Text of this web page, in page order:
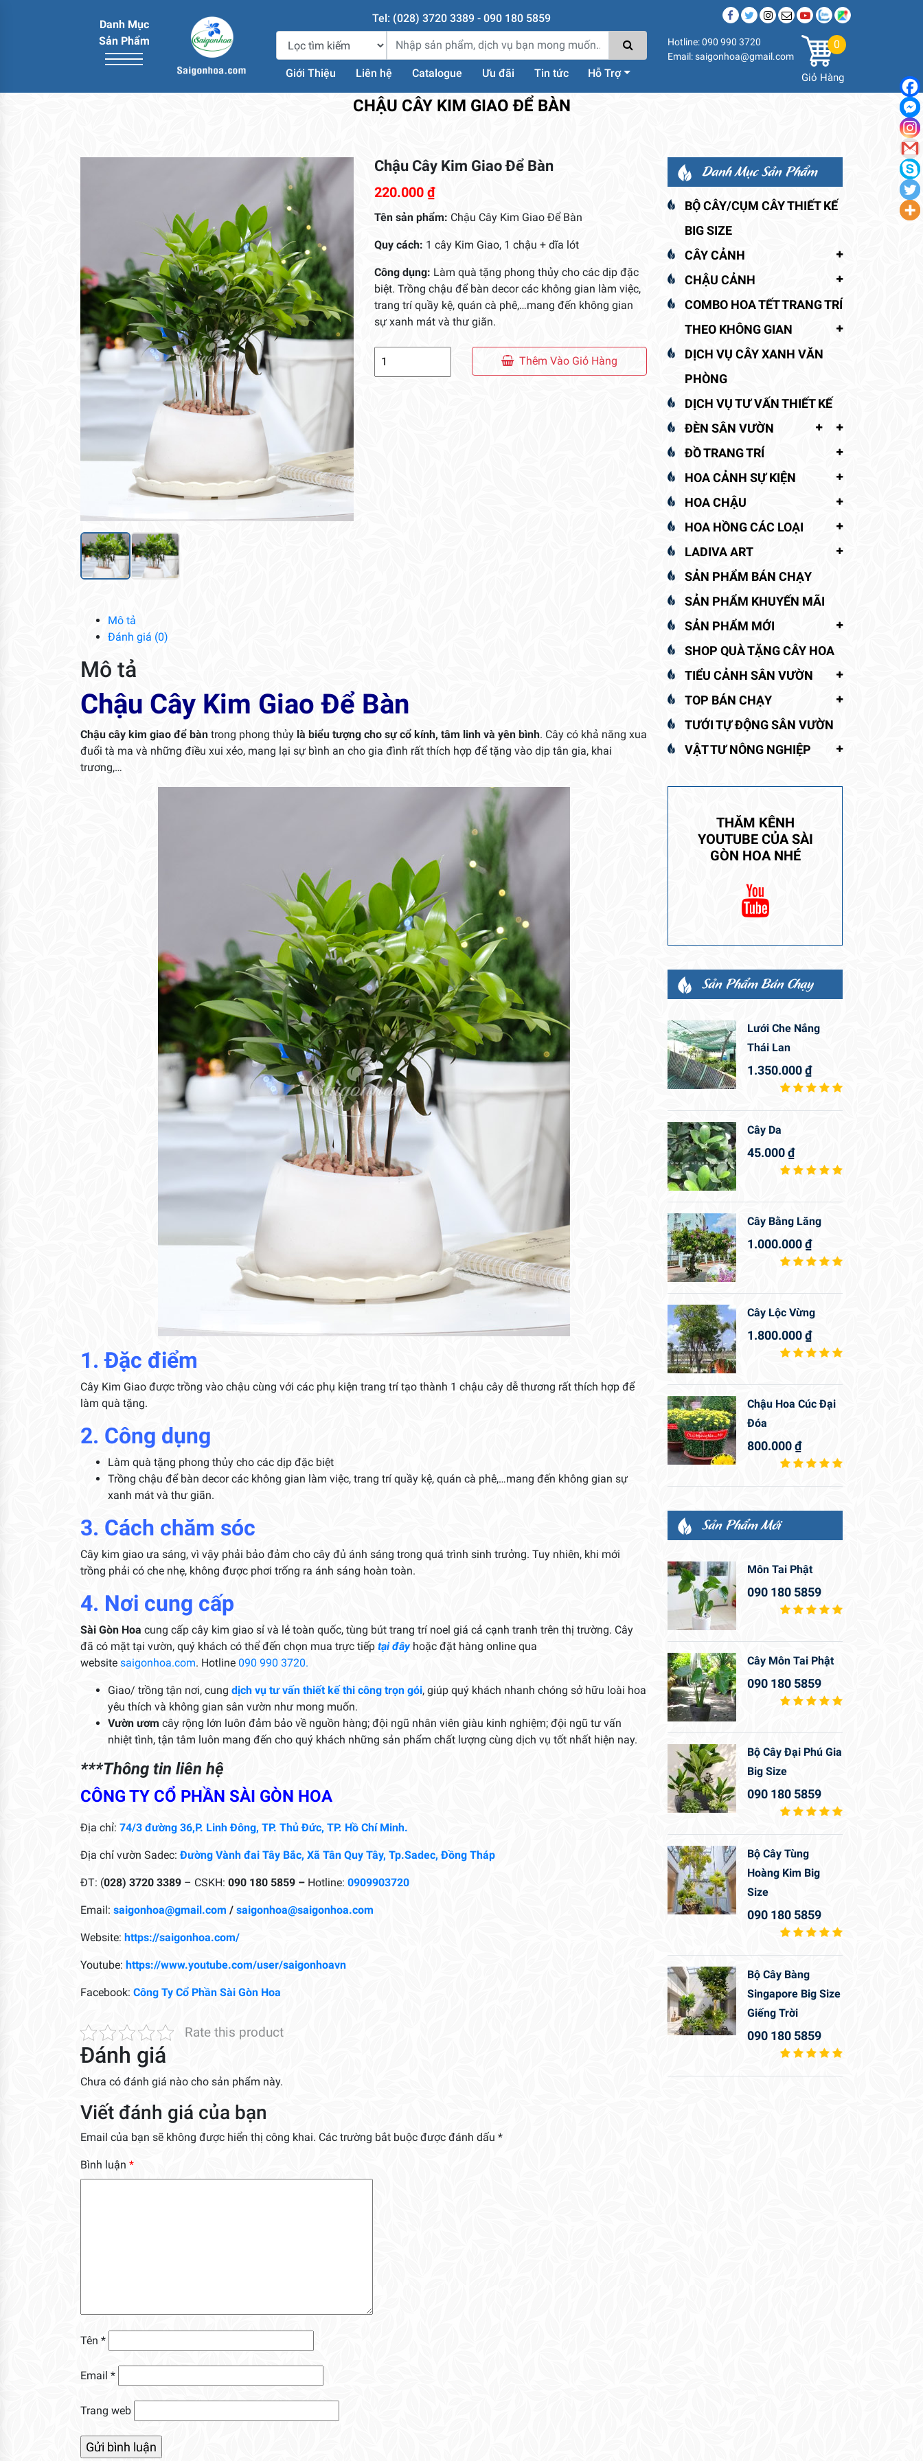
Danh Mục
Sản Phẩm
Tel: (028) 3720 3389 - 090 180 5859
Giới Thiệu Liên hệ Catalogue Ưu đãi Tin tức Hỗ Trợ
Hotline: 090 990 3720
Email: saigonhoa@gmail.com
0
Giỏ Hàng
CHẬU CÂY KIM GIAO ĐỂ BÀN
Chậu Cây Kim Giao Để Bàn
220.000 ₫
Tên sản phẩm: Chậu Cây Kim Giao Để Bàn
Quy cách: 1 cây Kim Giao, 1 chậu + dĩa lót
Công dụng: Làm quà tặng phong thủy cho các dịp đặc
biệt. Trồng chậu để bàn decor các không gian làm việc,
trang trí quầy kệ, quán cà phê,…mang đến không gian
sự xanh mát và thư giãn.
Thêm Vào Giỏ Hàng
Mô tả
Đánh giá (0)
Mô tả
Chậu Cây Kim Giao Để Bàn
Chậu cây kim giao để bàn trong phong thủy là biểu tượng cho sự cổ kính, tâm linh và yên bình. Cây có khả năng xua
đuổi tà ma và những điều xui xẻo, mang lại sự bình an cho gia đình rất thích hợp để tặng vào dịp tân gia, khai
trương,…
1. Đặc điểm
Cây Kim Giao được trồng vào chậu cùng với các phụ kiện trang trí tạo thành 1 chậu cây dễ thương rất thích hợp để
làm quà tặng.
2. Công dụng
Làm quà tặng phong thủy cho các dịp đặc biệt
Trồng chậu để bàn decor các không gian làm việc, trang trí quầy kệ, quán cà phê,…mang đến không gian sự
xanh mát và thư giãn.
3. Cách chăm sóc
Cây kim giao ưa sáng, vì vậy phải bảo đảm cho cây đủ ánh sáng trong quá trình sinh trưởng. Tuy nhiên, khi mới
trồng phải có che nhẹ, không được phơi trống ra ánh sáng hoàn toàn.
4. Nơi cung cấp
Sài Gòn Hoa cung cấp cây kim giao sỉ và lẻ toàn quốc, tùng bút trang trí noel giá cả cạnh tranh trên thị trường. Cây
đã có mặt tại vườn, quý khách có thể đến chọn mua trực tiếp tại đâyhoặc đặt hàng online qua
website saigonhoa.com. Hotline 090 990 3720.
Giao/ trồng tận nơi, cung dịch vụ tư vấn thiết kế thi công trọn gói, giúp quý khách nhanh chóng sở hữu loài hoa
yêu thích và không gian sân vườn như mong muốn.
Vườn ươm cây rộng lớn luôn đảm bảo về nguồn hàng; đội ngũ nhân viên giàu kinh nghiệm; đội ngũ tư vấn
nhiệt tình, tận tâm luôn mang đến cho quý khách những sản phẩm chất lượng cùng dịch vụ tốt nhất hiện nay.
***Thông tin liên hệ
CÔNG TY CỔ PHẦN SÀI GÒN HOA
Địa chỉ: 74/3 đường 36,P. Linh Đông, TP. Thủ Đức, TP. Hồ Chí Minh.
Địa chỉ vườn Sadec:Đường Vành đai Tây Bắc, Xã Tân Quy Tây, Tp.Sadec, Đồng Tháp
ĐT: (028) 3720 3389 – CSKH: 090 180 5859 – Hotline: 0909903720
Email: saigonhoa@gmail.com / saigonhoa@saigonhoa.com
Website: https://saigonhoa.com/
Youtube: https://www.youtube.com/user/saigonhoavn
Facebook: Công Ty Cổ Phần Sài Gòn Hoa
Rate this product
Đánh giá
Chưa có đánh giá nào cho sản phẩm này.
Viết đánh giá của bạn
Email của bạn sẽ không được hiển thị công khai. Các trường bắt buộc được đánh dấu *
Bình luận *
Tên *
Email *
Trang web
Danh Mục Sản Phẩm
BỘ CÂY/CỤM CÂY THIẾT KẾ
BIG SIZE
CÂY CẢNH
CHẬU CẢNH
COMBO HOA TẾT TRANG TRÍ
THEO KHÔNG GIAN
DỊCH VỤ CÂY XANH VĂN
PHÒNG
DỊCH VỤ TƯ VẤN THIẾT KẾ
ĐÈN SÂN VƯỜN
ĐỒ TRANG TRÍ
HOA CẢNH SỰ KIỆN
HOA CHẬU
HOA HỒNG CÁC LOẠI
LADIVA ART
SẢN PHẨM BÁN CHẠY
SẢN PHẨM KHUYẾN MÃI
SẢN PHẨM MỚI
SHOP QUÀ TẶNG CÂY HOA
TIỂU CẢNH SÂN VƯỜN
TOP BÁN CHẠY
TƯỚI TỰ ĐỘNG SÂN VƯỜN
VẬT TƯ NÔNG NGHIỆP
THĂM KÊNH
YOUTUBE CỦA SÀI
GÒN HOA NHÉ
Sản Phẩm Bán Chạy
Lưới Che Nắng
Thái Lan
1.350.000₫
Cây Da
45.000₫
Cây Bằng Lăng
1.000.000₫
Cây Lộc Vừng
1.800.000₫
Chậu Hoa Cúc Đại
Đóa
800.000₫
Sản Phẩm Mới
Môn Tai Phật
090 180 5859
Cây Môn Tai Phật
090 180 5859
Bộ Cây Đại Phú Gia
Big Size
090 180 5859
Bộ Cây Tùng
Hoàng Kim Big
Size
090 180 5859
Bộ Cây Bàng
Singapore Big Size
Giếng Trời
090 180 5859